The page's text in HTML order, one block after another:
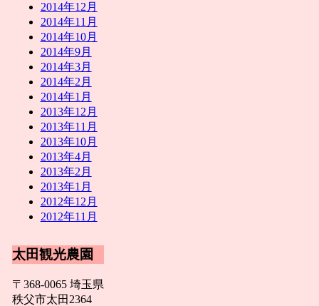
2014年12月
2014年11月
2014年10月
2014年9月
2014年3月
2014年2月
2014年1月
2013年12月
2013年11月
2013年10月
2013年4月
2013年2月
2013年1月
2012年12月
2012年11月
太田観光農園
〒368-0065 埼玉県
秩父市太田2364